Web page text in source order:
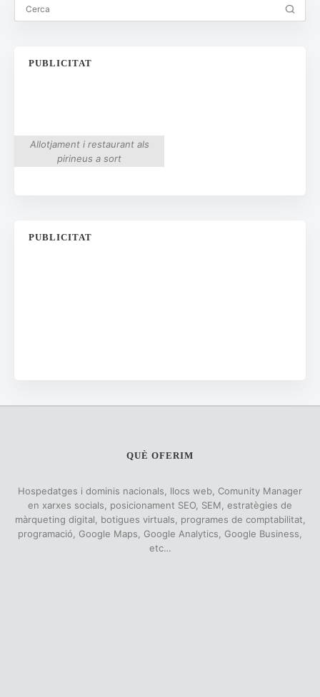
PUBLICITAT
Allotjament i restaurant als
pirineus a sort
PUBLICITAT
QUÈ OFERIM
Hospedatges i dominis nacionals, llocs web, Comunity Manager
en xarxes socials, posicionament SEO, SEM, estratègies de
màrqueting digital, botigues virtuals, programes de comptabilitat,
programació, Google Maps, Google Analytics, Google Business,
etc…